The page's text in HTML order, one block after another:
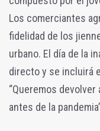
Los comerciantes
fidelidad de los
urbano. El día de la
directo y se incluirá
“Queremos
antes de la